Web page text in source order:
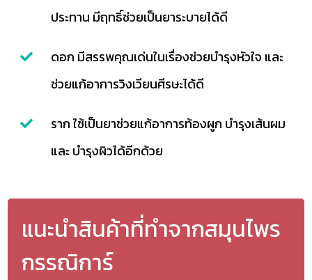
ประทาน มีฤทธิ์ช่วยเป็นยาระบายได้ดี
ดอก มีสรรพคุณเด่นในเรื่องช่วยบำรุงหัวใจ และ
ช่วยแก้อาการวิงเวียนศีรษะได้ดี
ราก ใช้เป็นยาช่วยแก้อาการท้องผูก บำรุงเส้นผม
และ บำรุงผิวได้อีกด้วย
แนะนำสินค้าที่ทำจากสมุนไพร
กรรณิการ์